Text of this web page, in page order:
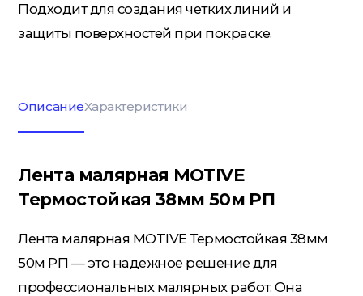
Крепеж; Метизы
Пены; Герметики; Клей
Подходит для создания четких линий и
защиты поверхностей при покраске.
ОписаниеХарактеристики
Лента малярная MOTIVE
Термостойкая 38мм 50м РП
Лента малярная MOTIVE Термостойкая 38мм
50м РП — это надежное решение для
профессиональных малярных работ. Она